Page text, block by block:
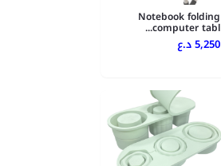
Notebook folding
computer tabl...
5,250 د.ع